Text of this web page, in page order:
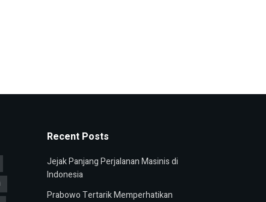
Recent Posts
Jejak Panjang Perjalanan Masinis di
Indonesia
Prabowo Tertarik Memperhatikan